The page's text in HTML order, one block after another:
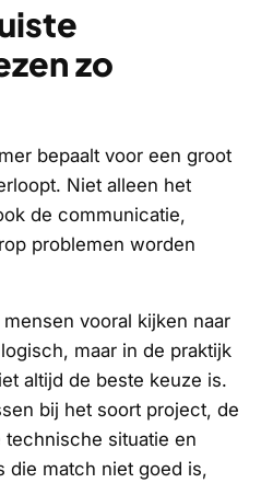
zo
bepaalt voor een groot
Niet alleen het
de communicatie,
problemen worden
vooral kijken naar
maar in de praktijk
altijd de beste keuze is.
bij het soort project, de
situatie en
die match niet goed is,